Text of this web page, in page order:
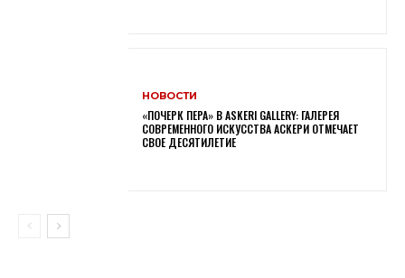
НОВОСТИ
«ПОЧЕРК ПЕРА» В ASKERI GALLERY: ГАЛЕРЕЯ
СОВРЕМЕННОГО ИСКУССТВА АСКЕРИ ОТМЕЧАЕТ
СВОЕ ДЕСЯТИЛЕТИЕ